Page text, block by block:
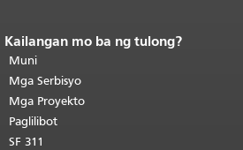
Katapusan ng nilalaman ng
pahina.
pahinang ito ay nauulit sa bawat
pahina.Bumalik sa tuktok ng
pangunahing nilalaman
Kailangan mo ba ng tulong?
Muni
Mga Serbisyo
Mga Proyekto
Paglilibot
SF 311